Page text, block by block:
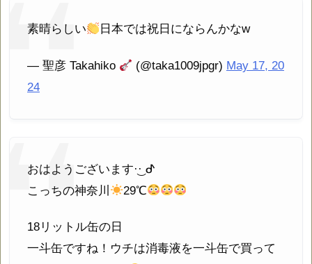
素晴らしい 日本では祝日にならんかなw
— 聖彦 Takahiko (@taka1009jpgr) May 17, 20
24
おはようございます·͜· ︎︎ᕷ
こっちの神奈川
29℃
18リットル缶の日
一斗缶ですね！ウチは消毒液を一斗缶で買って